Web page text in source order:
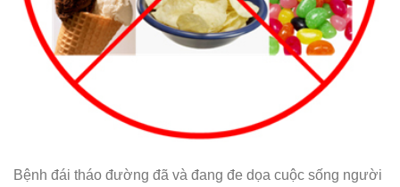
Bệnh đái tháo đường đã và đang đe dọa cuộc sống người